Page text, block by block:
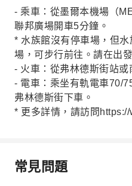
- 乘車：從墨爾本機場（
聯邦廣場開車5分鐘。
* 水族館沒有停車場，但
場，可步行前往。請在出
- 火車：從弗林德斯街站或
- 電車：乘坐有軌電車70/
弗林德斯街下車。
* 更多詳情，請訪問
常見問題